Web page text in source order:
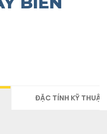
ĐẶC TÍNH KỸ THUẬT